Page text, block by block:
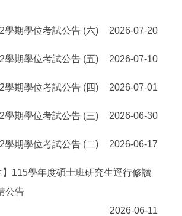
學期學位考試公告 (六) 2026-07-20
學期學位考試公告 (五) 2026-07-10
學期學位考試公告 (四) 2026-07-01
學期學位考試公告 (三) 2026-06-30
學期學位考試公告 (二) 2026-06-17
】115學年度碩士班研究生逕行修讀
公告
2026-06-11